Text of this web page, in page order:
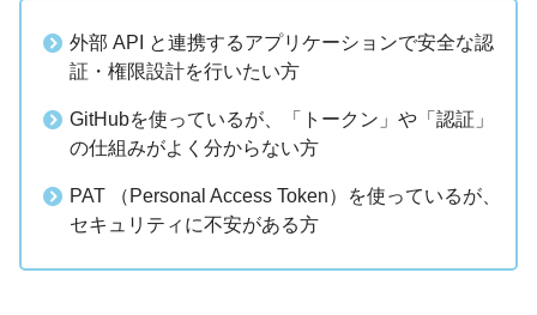
外部 API と連携するアプリケーションで安全な認
証・権限設計を行いたい方
GitHubを使っているが、「トークン」や「認証」
の仕組みがよく分からない方
PAT （Personal Access Token）を使っているが、
セキュリティに不安がある方